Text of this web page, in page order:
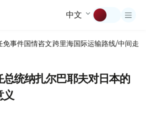
中文
免事件国情咨文跨里海国际运输路线/中间走廊
统纳扎尔巴耶夫对日本的
义